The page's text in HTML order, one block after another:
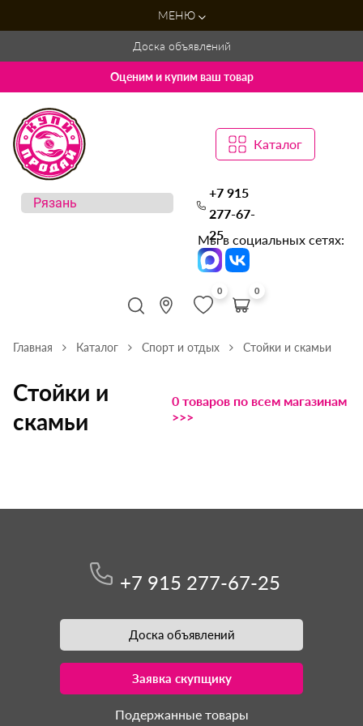
МЕНЮ
Доска объявлений
Оценим и купим ваш товар
Каталог
+7 915
277-67-
25
Мы в социальных сетях:
0 0
Главная Каталог Спорт и отдых Стойки и скамьи
Стойки и
скамьи
0 товаров по всем магазинам
>>>
+7 915 277-67-25
Доска объявлений
Заявка скупщику
Подержанные товары